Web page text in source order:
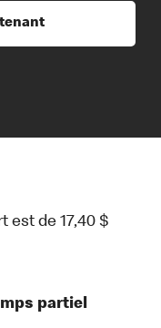
est de 17,40 $
partiel